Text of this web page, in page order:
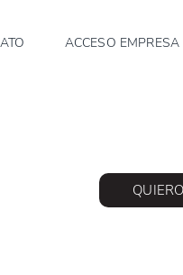
ACCESO EMPRESA